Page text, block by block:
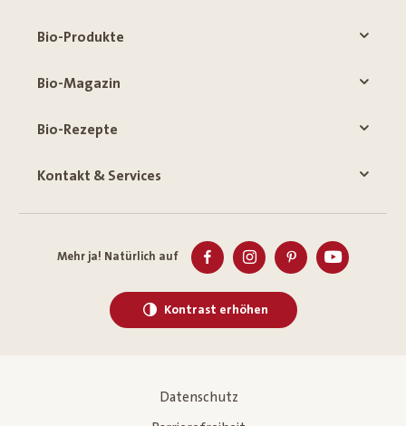
Bio-Produkte
Bio-Magazin
Bio-Rezepte
Kontakt & Services
Mehr ja! Natürlich auf
Kontrast erhöhen
Datenschutz